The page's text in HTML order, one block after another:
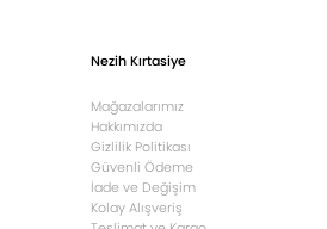
Nezih Kırtasiye
Mağazalarımız
Hakkımızda
Gizlilik Politikası
Güvenli Ödeme
İade ve Değişim
Kolay Alışveriş